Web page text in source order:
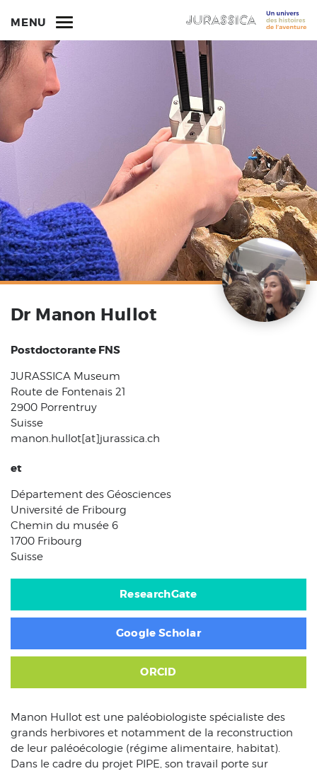
MENU
Dr Manon Hullot
Postdoctorante FNS
JURASSICA Museum
Route de Fontenais 21
2900 Porrentruy
Suisse
manon.hullot[at]jurassica.ch
et
Département des Géosciences
Université de Fribourg
Chemin du musée 6
1700 Fribourg
Suisse
ResearchGate
Google Scholar
ORCID
Manon Hullot est une paléobiologiste spécialiste des
grands herbivores et notamment de la reconstruction
de leur paléoécologie (régime alimentaire, habitat).
Dans le cadre du projet PIPE, son travail porte sur